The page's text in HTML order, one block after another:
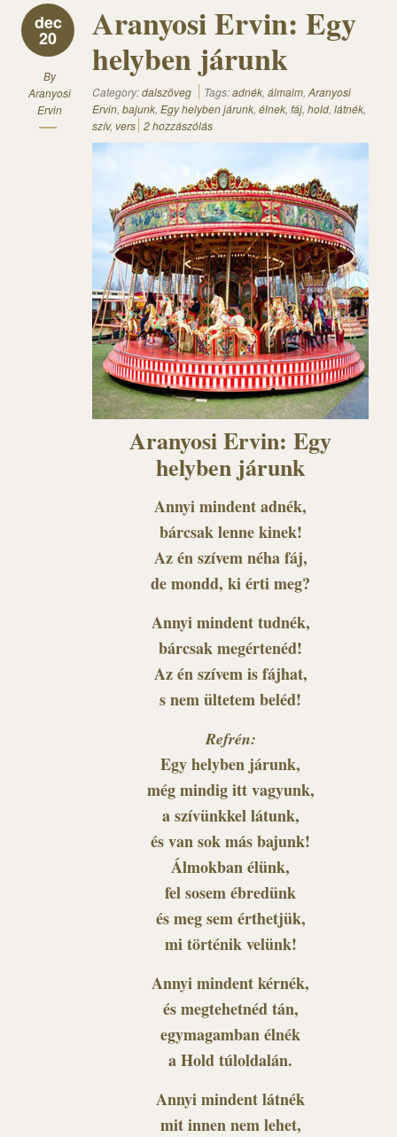
dec
20
By
Aranyosi
Ervin
Aranyosi Ervin: Egy
helyben járunk
Category:dalszöveg Tags:adnék, álmaim, Aranyosi
Ervin, bajunk, Egy helyben járunk, élnek, fáj, hold, látnék,
szív, vers 2 hozzászólás
Aranyosi Ervin: Egy
helyben járunk
Annyi mindent adnék,
bárcsak lenne kinek!
Az én szívem néha fáj,
de mondd, ki érti meg?
Annyi mindent tudnék,
bárcsak megértenéd!
Az én szívem is fájhat,
s nem ültetem beléd!
Refrén:
Egy helyben járunk,
még mindig itt vagyunk,
a szívünkkel látunk,
és van sok más bajunk!
Álmokban élünk,
fel sosem ébredünk
és meg sem érthetjük,
mi történik velünk!
Annyi mindent kérnék,
és megtehetnéd tán,
egymagamban élnék
a Hold túloldalán.
Annyi mindent látnék
mit innen nem lehet,